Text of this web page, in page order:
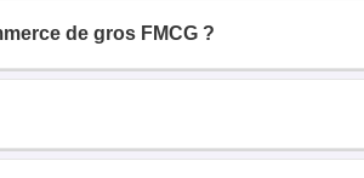
de gros FMCG ?